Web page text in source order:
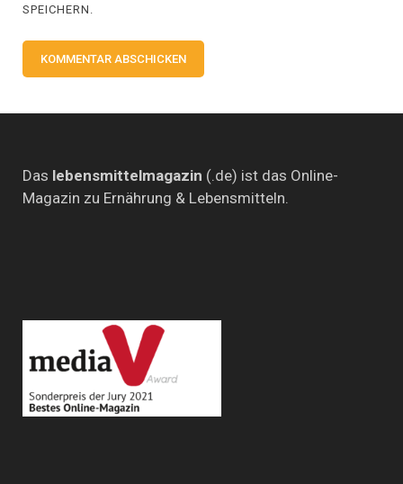
SPEICHERN.
Das lebensmittelmagazin (.de) ist das Online-
Magazin zu Ernährung & Lebensmitteln.